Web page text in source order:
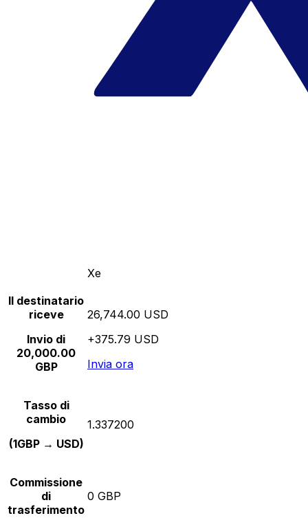
Xe
Il destinatario
riceve
Invio di
20,000.00
GBP
26,744.00 USD
+375.79 USD
Invia ora
Tasso di
cambio
(1GBP → USD)
1.337200
Commissione
di
trasferimento
0 GBP